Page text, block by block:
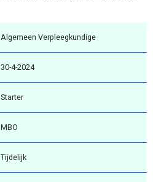
Algemeen Verpleegkundige
30-4-2024
Starter
MBO
Tijdelijk